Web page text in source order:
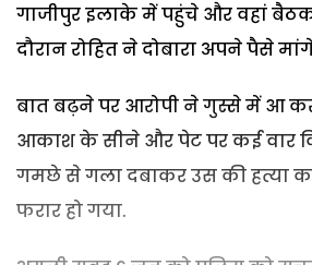
गाजीपुर इलाके में पहुंचे और वहां
दौरान रोहित ने दोबारा अपने पैसे
बात बढ़ने पर आरोपी ने गुस्से में आ
आकाश के सीने और पेट पर कई वार
गमछे से गला दबाकर उस की हत्या
फरार हो गया.